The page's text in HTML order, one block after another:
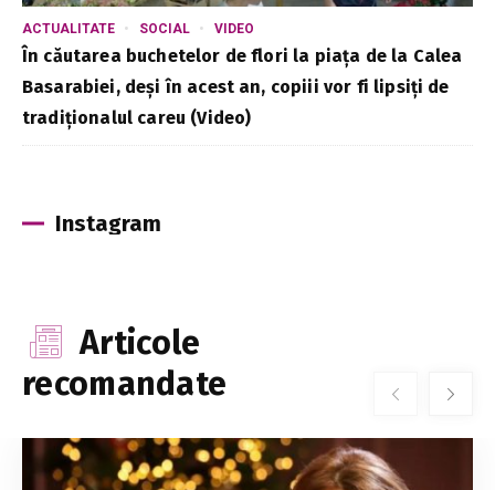
ACTUALITATE SOCIAL VIDEO
În căutarea buchetelor de flori la piața de la Calea
Basarabiei, deși în acest an, copiii vor fi lipsiți de
tradiționalul careu (Video)
Instagram
Articole
recomandate